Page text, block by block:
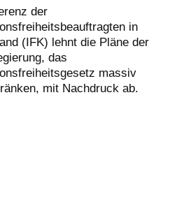
der
in
(IFK) lehnt die Pläne der
das
massiv
mit Nachdruck ab.